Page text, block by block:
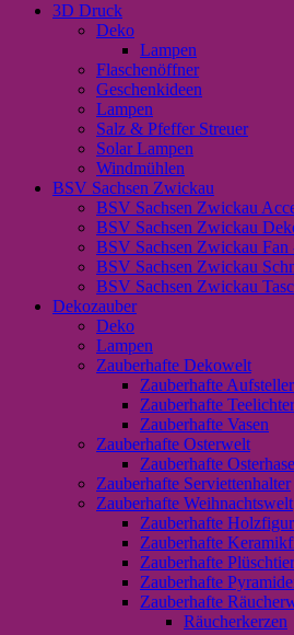
3D Druck
Deko
Lampen
Flaschenöffner
Geschenkideen
Lampen
Salz & Pfeffer Streuer
Solar Lampen
Windmühlen
BSV Sachsen Zwickau
BSV Sachsen Zwickau
BSV Sachsen Zwickau
BSV Sachsen Zwickau Fan
BSV Sachsen Zwickau
BSV Sachsen Zwickau
Dekozauber
Deko
Lampen
Zauberhafte Dekowelt
Zauberhafte Aufsteller
Zauberhafte Teelichter
Zauberhafte Vasen
Zauberhafte Osterwelt
Zauberhafte
Zauberhafte Serviettenhalter
Zauberhafte Weihnachtswelt
Zauberhafte
Zauberhafte
Zauberhafte
Zauberhafte
Zauberhafte
Räucherkerzen